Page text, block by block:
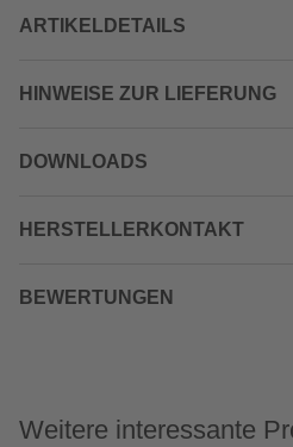
ARTIKELDETAILS
HINWEISE ZUR LIEFERUNG
DOWNLOADS
HERSTELLERKONTAKT
BEWERTUNGEN
Weitere interessante